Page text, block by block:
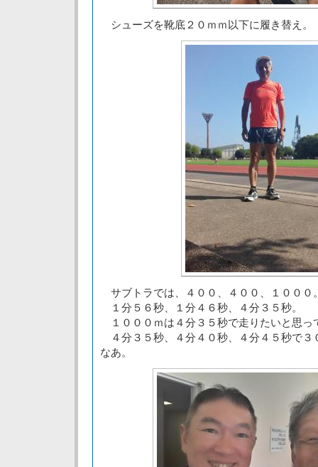
シューズを靴底２０ｍｍ以下に履き替え。
サブトラでは、４００、４００、１０００
１分５６秒、１分４６秒、４分３５秒。
１０００ｍは４分３５秒で走りたいと思っ
４分３５秒、４分４０秒、４分４５秒で３
なあ。